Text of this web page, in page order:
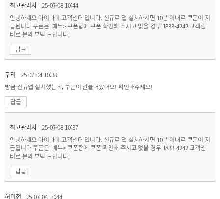
최고관리자 25-07-08 10:44
안녕하세요 아이나비 고객센터 입니다. 신규로 앱 설치하시면 10분 이내로 쿠폰이 지
급됩니다.쿠폰은 메뉴> 쿠폰함에 쿠폰 확인해 주시고 없을 경우 1833-4242 고객센
터로 문의 부탁 드립니다.
답글
쿠리
25-07-04 10:38
방금 신규앱 설치했는데, 쿠폰이 안들어왔어요! 확인해주세요!
답글
최고관리자 25-07-08 10:37
안녕하세요 아이나비 고객센터 입니다. 신규로 앱 설치하시면 10분 이내로 쿠폰이 지
급됩니다.쿠폰은 메뉴> 쿠폰함에 쿠폰 확인해 주시고 없을 경우 1833-4242 고객센
터로 문의 부탁 드립니다.
답글
허미현 25-07-04 10:44